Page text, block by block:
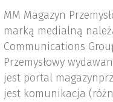
MM Magazyn
marką medialną
Communications
Przemysłowy
jest portal
jest komunikacja